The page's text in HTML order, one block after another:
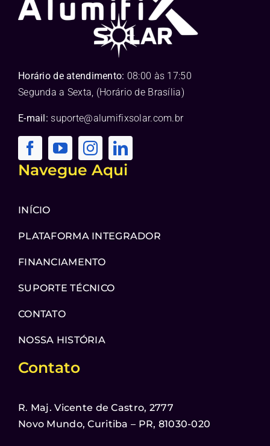
Horário de atendimento: 08:00 às 17:50
Segunda a Sexta, (Horário de Brasília)
E-mail: suporte@alumifixsolar.com.br
Navegue Aqui
INÍCIO
PLATAFORMA INTEGRADOR
FINANCIAMENTO
SUPORTE TÉCNICO
CONTATO
NOSSA HISTÓRIA
Contato
R. Maj. Vicente de Castro, 2777
Novo Mundo, Curitiba – PR, 81030-020